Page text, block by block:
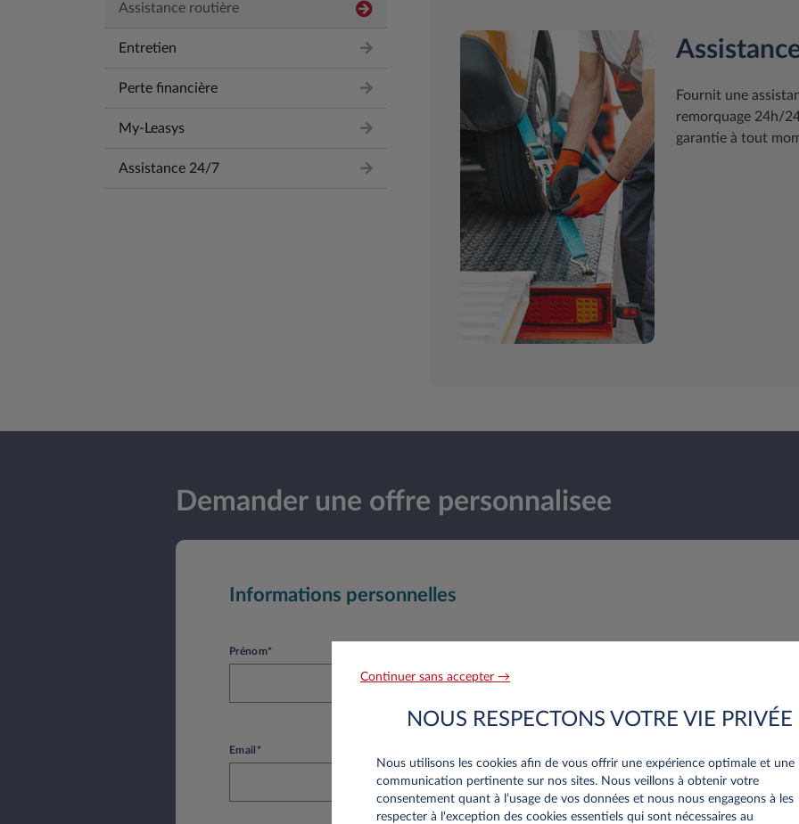
Assistance routière
Entretien
Perte financière
My-Leasys
Assistance 24/7
Fournit une
remorquage 24h/
garantie à tout
Demander une offre personnalisee
Informations personnelles
Prénom*
Email*
Continuer sans accepter →
NOUS RESPECTONS VOTRE VIE PRIVÉE
Nous utilisons les cookies afin de vous offrir une expérience optimale et une
communication pertinente sur nos sites. Nous veillons à obtenir votre
consentement quant à l’usage de vos données et nous nous engageons à les
respecter à l'exception des cookies essentiels qui sont nécessaires au